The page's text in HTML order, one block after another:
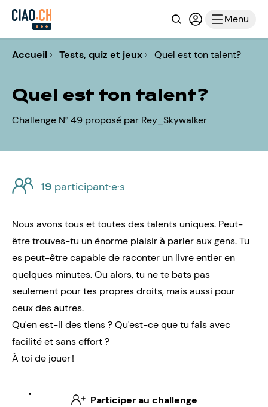
RechercheConnexion
Menu
Accueil Tests, quiz et jeux Quel est ton talent?
Quel est ton talent?
Challenge N° 49 proposé par Rey_Skywalker
19 participant·e·s
Nous avons tous et toutes des talents uniques. Peut-
être trouves-tu un énorme plaisir à parler aux gens. Tu
es peut-être capable de raconter un livre entier en
quelques minutes. Ou alors, tu ne te bats pas
seulement pour tes propres droits, mais aussi pour
ceux des autres.
Qu'en est-il des tiens ? Qu'est-ce que tu fais avec
facilité et sans effort ?
À toi de jouer !
Participer au challenge